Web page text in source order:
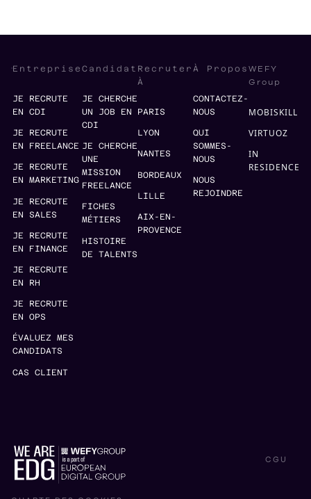
Entreprise
JE RECRUTE
EN CDI
JE RECRUTE
EN FREELANCE
JE RECRUTE
EN MARKETING
JE RECRUTE
EN SALES
JE RECRUTE
EN FINANCE
JE RECRUTE
EN RH
JE RECRUTE
EN OPS
ÉVALUEZ MES
CANDIDATS
CAS CLIENT
Candidat
JE CHERCHE
UN JOB EN
CDI
JE CHERCHE
UNE
MISSION
FREELANCE
FICHES
MÉTIERS
HISTOIRE
DE TALENTS
Recruter
À
PARIS
LYON
NANTES
BORDEAUX
LILLE
AIX-EN-
PROVENCE
À Propos
CONTACTEZ-
NOUS
QUI
SOMMES-
NOUS
NOUS
REJOINDRE
WEFY
Group
MOBISKILL
VIRTUOZ
IN
RESIDENCE
CGU